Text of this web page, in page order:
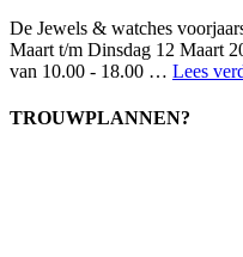
De Jewels & watches
Maart t/m Dinsdag 12 Maart
van 10.00 - 18.00 … Lees
TROUWPLANNEN?